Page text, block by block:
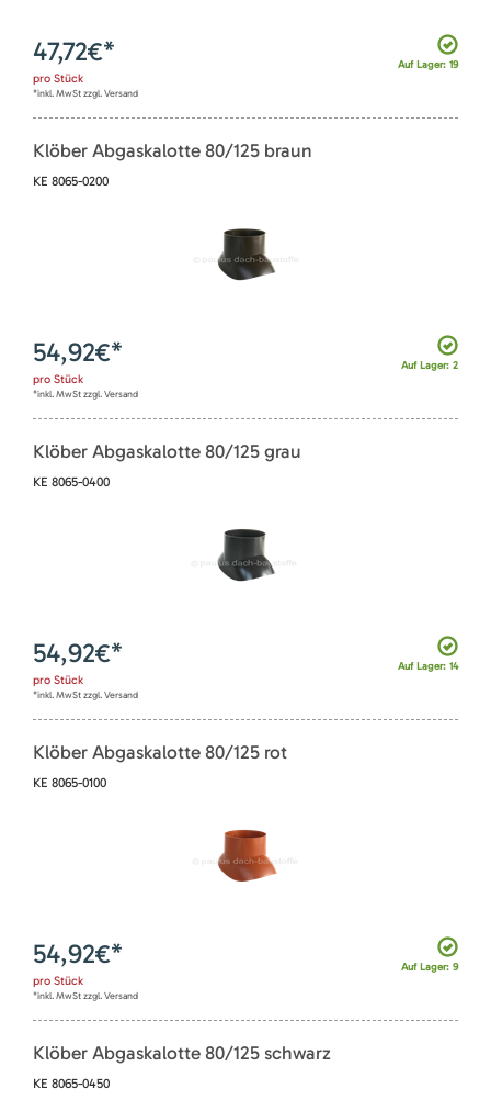
Auf Lager: 19
47,72€*
pro Stück
*inkl. MwSt zzgl. Versand
Klöber Abgaskalotte 80/125 braun
KE 8065-0200
Auf Lager: 2
54,92€*
pro Stück
*inkl. MwSt zzgl. Versand
Klöber Abgaskalotte 80/125 grau
KE 8065-0400
Auf Lager: 14
54,92€*
pro Stück
*inkl. MwSt zzgl. Versand
Klöber Abgaskalotte 80/125 rot
KE 8065-0100
Auf Lager: 9
54,92€*
pro Stück
*inkl. MwSt zzgl. Versand
Klöber Abgaskalotte 80/125 schwarz
KE 8065-0450